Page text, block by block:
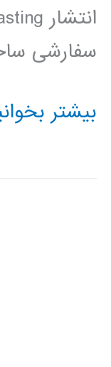
سفارشی
آمار
احتمال
بیشتر